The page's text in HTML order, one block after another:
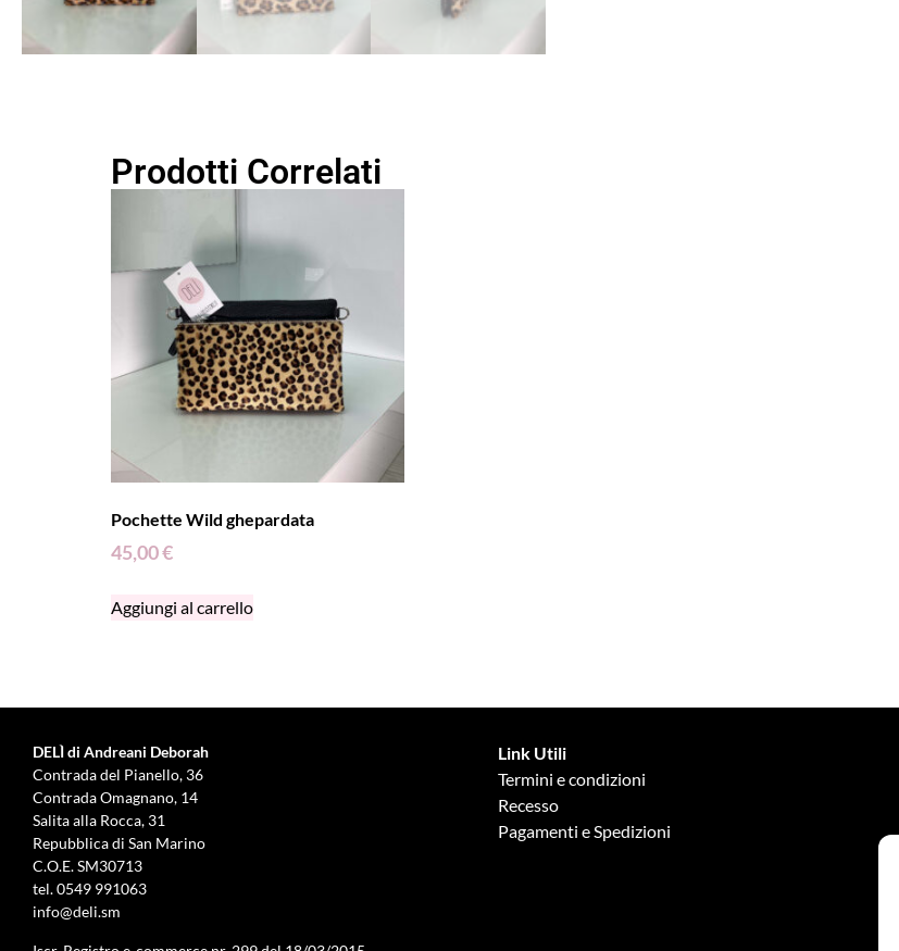
Prodotti Correlati
Pochette Wild ghepardata
45,00€
Aggiungi al carrello
DELÌ di Andreani Deborah
Contrada del Pianello, 36
Contrada Omagnano, 14
Salita alla Rocca, 31
Repubblica di San Marino
C.O.E. SM30713
tel.0549 991063
info@deli.sm
Link Utili
Termini e condizioni
Recesso
Pagamenti e Spedizioni